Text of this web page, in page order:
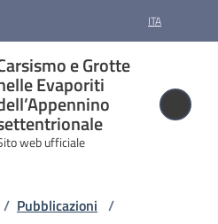
ITA
e Grotte
Evaporiti
web ufficiale
/ Pubblicazioni /